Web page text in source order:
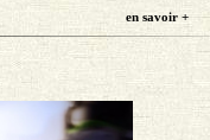
en savoir +